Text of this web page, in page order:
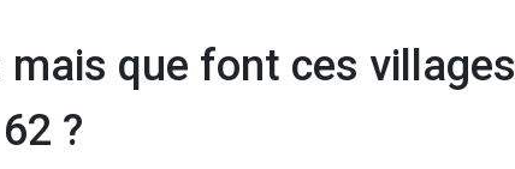
que font ces villages
?